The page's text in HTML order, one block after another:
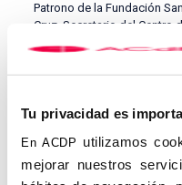
Tu privacidad es
En ACDP utilizamos
mejorar nuestros
Patrono de la Fundación
Cruz, Secretario del Centro
en constitución de Guadix
Internacional. Siendo
contribuido a esta
Como representantes de
participaron don José
Huéscar, don Emilio